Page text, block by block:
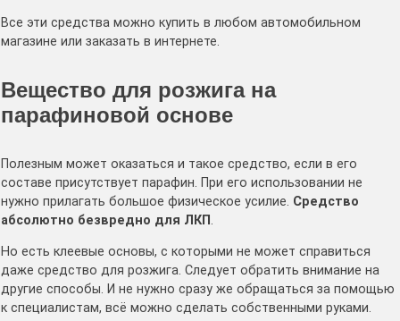
Все эти средства можно купить в любом автомобильном
магазине или заказать в интернете.
Вещество для розжига на
парафиновой основе
Полезным может оказаться и такое средство, если в его
составе присутствует парафин. При его использовании не
нужно прилагать большое физическое усилие. Средство
абсолютно безвредно для ЛКП .
Но есть клеевые основы, с которыми не может справиться
даже средство для розжига. Следует обратить внимание на
другие способы. И не нужно сразу же обращаться за помощью
к специалистам, всё можно сделать собственными руками.